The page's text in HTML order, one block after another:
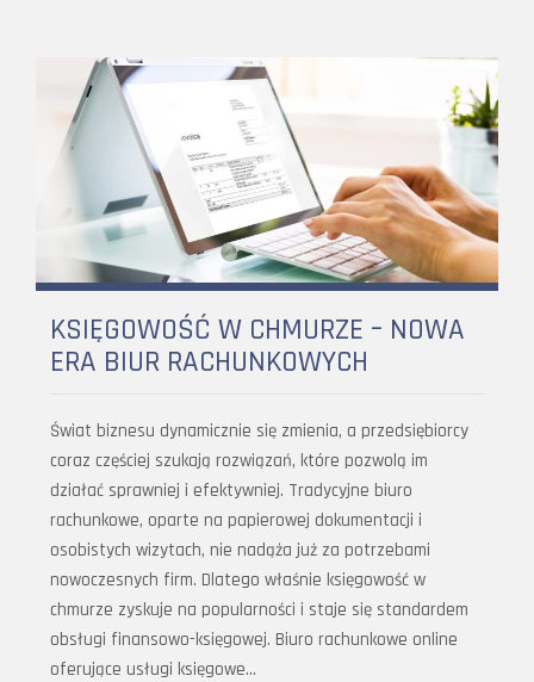
KSIĘGOWOŚĆ W CHMURZE – NOWA
ERA BIUR RACHUNKOWYCH
Świat biznesu dynamicznie się zmienia, a przedsiębiorcy
coraz częściej szukają rozwiązań, które pozwolą im
działać sprawniej i efektywniej. Tradycyjne biuro
rachunkowe, oparte na papierowej dokumentacji i
osobistych wizytach, nie nadąża już za potrzebami
nowoczesnych firm. Dlatego właśnie księgowość w
chmurze zyskuje na popularności i staje się standardem
obsługi finansowo-księgowej. Biuro rachunkowe online
oferujące usługi księgowe…